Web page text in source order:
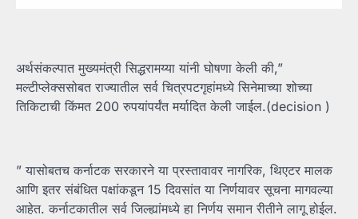
अर्थसंकल्पात मुख्यमंत्री सिद्धरामय्या यांनी घोषणा केली की,”
मल्टीप्लेक्ससोबत राज्यातील सर्व चित्रपटगृहांमध्ये सिनेमाच्या शोच्या
तिकिटाची किंमत 200 रुपयांपर्यंत मर्यादित केली जाईल.(decision )
” यासोबतच कर्नाटक सरकारने या प्रस्तावावर नागरिक, थिएटर मालक
आणि इतर संबंधित पक्षांकडून 15 दिवसांत या निर्णयावर सूचना मागवल्या
आहेत. कर्नाटकातील सर्व जिल्ह्यांमध्ये हा निर्णय समान रीतीने लागू होईल.